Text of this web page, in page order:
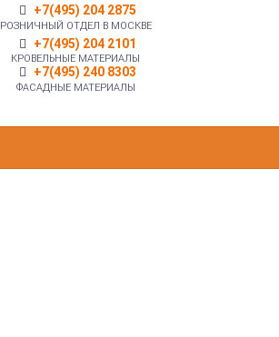
+7(495) 204 2875
РОЗНИЧНЫЙ ОТДЕЛ В МОСКВЕ
+7(495) 204 2101
КРОВЕЛЬНЫЕ МАТЕРИАЛЫ
+7(495) 240 8303
ФАСАДНЫЕ МАТЕРИАЛЫ